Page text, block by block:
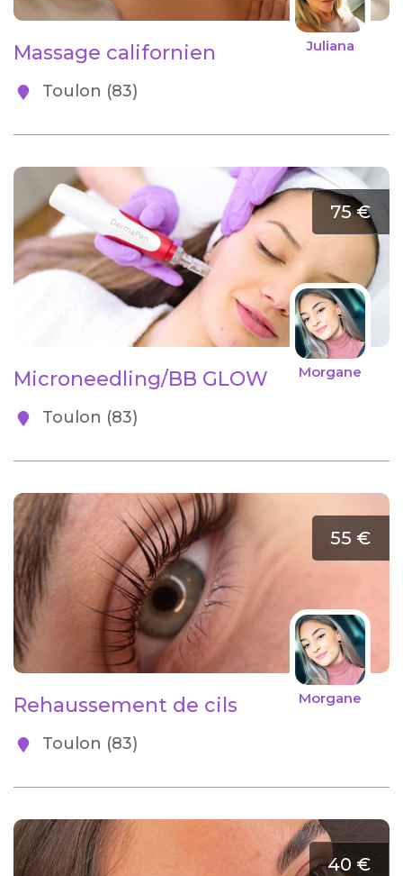
Juliana
Massage californien
Toulon (83)
75 €
Morgane
Microneedling/BB GLOW
Toulon (83)
55 €
Morgane
Rehaussement de cils
Toulon (83)
40 €